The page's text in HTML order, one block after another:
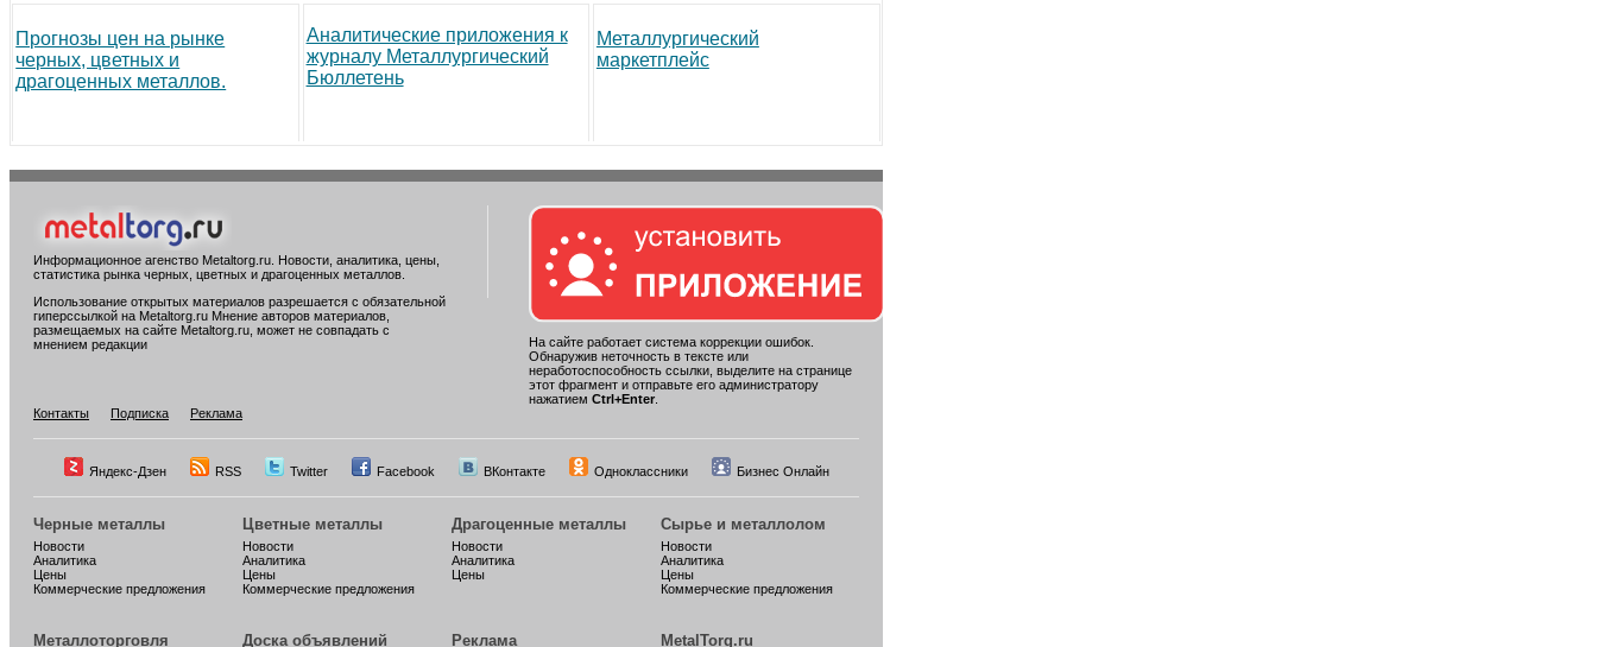
Прогнозы цен на рынке
черных, цветных и
драгоценных металлов.
Аналитические приложения к
журналу Металлургический
Бюллетень
Металлургический
маркетплейс
Информационное агенство Metaltorg.ru. Новости, аналитика, цены,
статистика рынка черных, цветных и драгоценных металлов.
Использование открытых материалов разрешается с обязательной
гиперссылкой на Metaltorg.ru Мнение авторов материалов,
размещаемых на сайте Metaltorg.ru, может не совпадать с
мнением редакции
На сайте работает система коррекции ошибок.
Обнаружив неточность в тексте или
неработоспособность ссылки, выделите на странице
этот фрагмент и отправьте его администратору
нажатием Ctrl+Enter
Контакты
Подписка Реклама
Яндекс-Дзен RSS Twitter Facebook ВКонтакте Одноклассники Бизнес Онлайн
Черные металлы
Новости
Аналитика
Цены
Коммерческие предложения
Цветные металлы
Новости
Аналитика
Цены
Коммерческие предложения
Драгоценные металлы
Новости
Аналитика
Цены
Сырье и металлолом
Новости
Аналитика
Цены
Коммерческие предложения
Металлоторговля Доска объявлений Реклама MetalTorg.ru